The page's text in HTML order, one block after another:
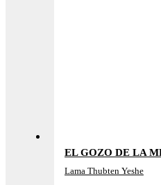
EL GOZO DE LA
Lama Thubten Yeshe